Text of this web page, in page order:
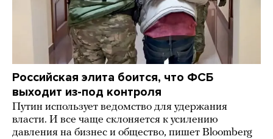
Российская элита боится, что ФСБ
выходит из-под контроля
Путин использует ведомство для удержания
власти. И все чаще склоняется к усилению
давления на бизнес и общество, пишет Bloomberg